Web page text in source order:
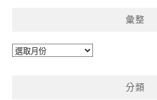
彙整
彙
分類